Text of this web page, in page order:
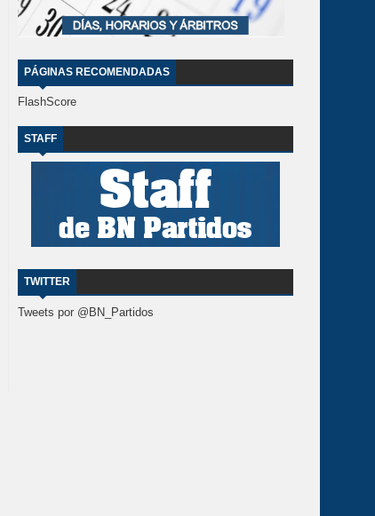
PÁGINAS RECOMENDADAS
FlashScore
STAFF
TWITTER
Tweets por @BN_Partidos